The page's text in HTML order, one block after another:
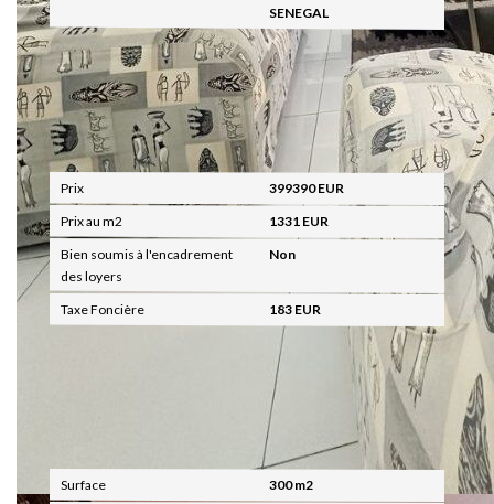
SENEGAL
Aspects financiers
Prix
399390 EUR
Prix au m2
1331 EUR
Bien soumis à l'encadrement
des loyers
Non
Taxe Foncière 183 EUR
Surface
300 m2